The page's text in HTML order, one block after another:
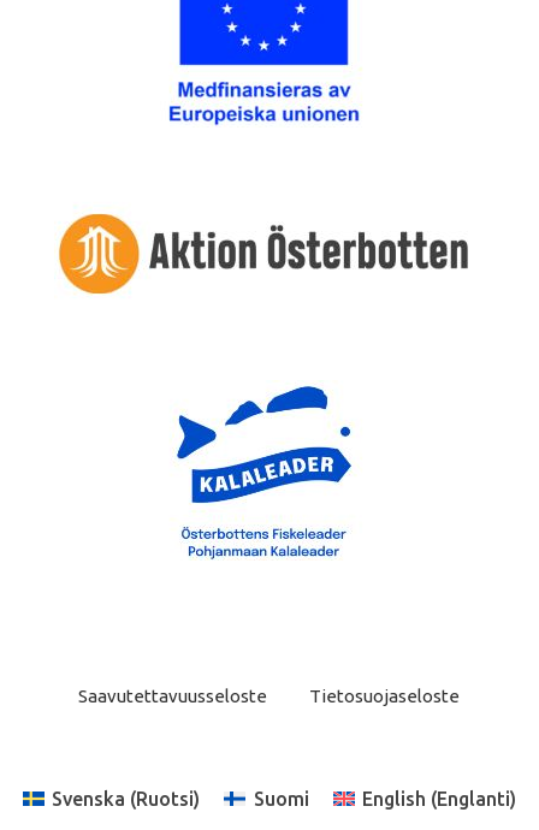
Saavutettavuusseloste Tietosuojaseloste
Svenska (Ruotsi) Suomi English (Englanti)